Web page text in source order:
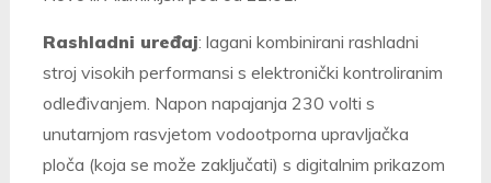
Rashladni uređaj: lagani kombinirani rashladni
stroj visokih performansi s elektronički kontroliranim
odleđivanjem. Napon napajanja 230 volti s
unutarnjom rasvjetom vodootporna upravljačka
ploča (koja se može zaključati) s digitalnim prikazom